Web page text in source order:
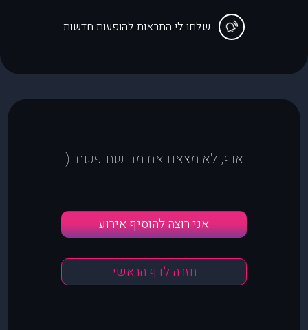
שלחו לי התראות להופעות חדשות
אוף, לא מצאנו את מה שחיפשת :(
אני רוצה להוסיף אירוע
חזרה לדף הראשי